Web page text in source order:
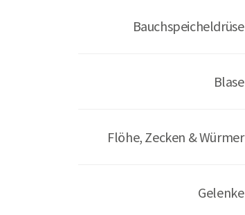
Bauchspeicheldrüse
Blase
Flöhe, Zecken & Würmer
Gelenke